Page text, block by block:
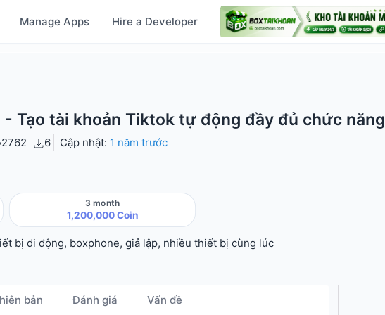
Manage Apps Hire a Developer
- Tạo tài khoản Tiktok tự động đầy đủ chức năng
2762 6 Cập nhật: 1 năm trước
3 month
1,200,000 Coin
bị di động, boxphone, giả lập, nhiều thiết bị cùng lúc
bản Đánh giá Vấn đề